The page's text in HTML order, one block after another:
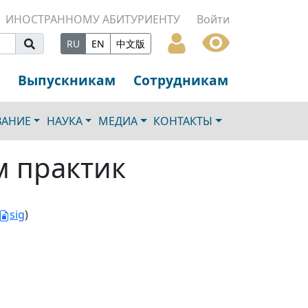
ИНОСТРАННОМУ АБИТУРИЕНТУ Войти
RU EN 中文版
Выпускникам Сотрудникам
НАУКА МЕДИА КОНТАКТЫ
практик
sig)